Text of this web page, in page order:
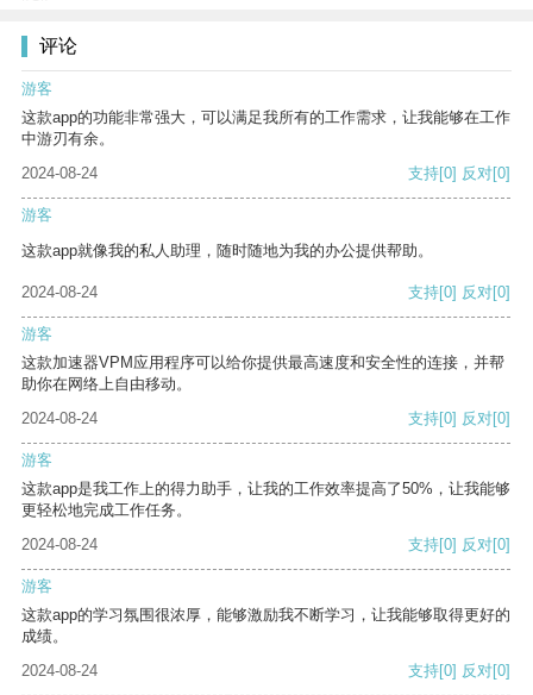
评论
游客
这款app的功能非常强大，可以满足我所有的工作需求，让我能够在工作
中游刃有余。
2024-08-24
支持[0] 反对[0]
游客
这款app就像我的私人助理，随时随地为我的办公提供帮助。
2024-08-24 支持[0] 反对[0]
游客
这款加速器VPM应用程序可以给你提供最高速度和安全性的连接，并帮
助你在网络上自由移动。
2024-08-24
支持[0] 反对[0]
游客
这款app是我工作上的得力助手，让我的工作效率提高了50%，让我能够
更轻松地完成工作任务。
2024-08-24
支持[0] 反对[0]
游客
这款app的学习氛围很浓厚，能够激励我不断学习，让我能够取得更好的
成绩。
2024-08-24
支持[0] 反对[0]